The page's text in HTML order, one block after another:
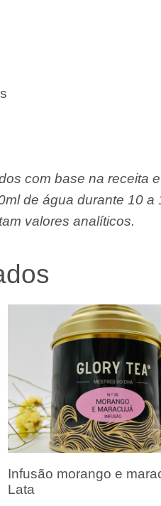
com base na receita
de água durante 10 a
valores analíticos.
Infusão morango e
Lata